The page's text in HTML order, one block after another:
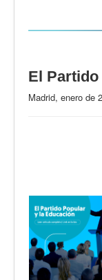
El
Madrid, enero de